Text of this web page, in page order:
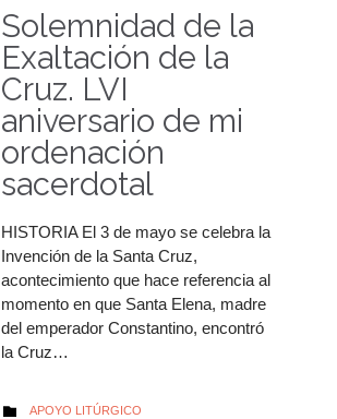
Solemnidad de la
Exaltación de la
Cruz. LVI
aniversario de mi
ordenación
sacerdotal
HISTORIA El 3 de mayo se celebra la
Invención de la Santa Cruz,
acontecimiento que hace referencia al
momento en que Santa Elena, madre
del emperador Constantino, encontró
la Cruz…
 AUTOR
APOYO LITÚRGICO